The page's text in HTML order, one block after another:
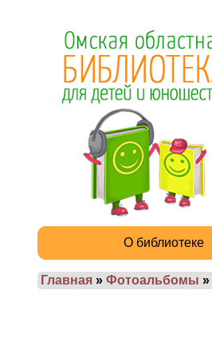
О библиотеке
Главная » Фотоальбомы »